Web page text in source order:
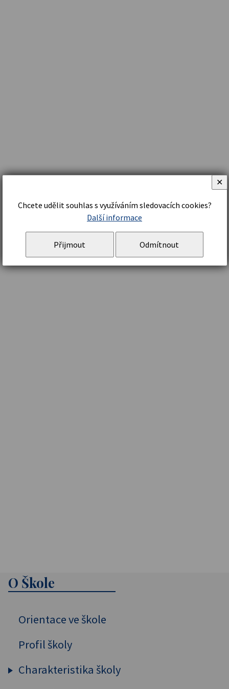
O Škole
Orientace ve škole
Profil školy
Charakteristika školy
Chcete udělit souhlas s využíváním sledovacích cookies?
Další informace
Přijmout Odmítnout
✕